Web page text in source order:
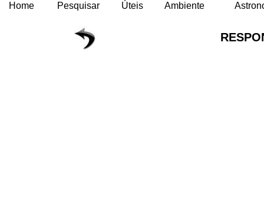
Home Pesquisar Úteis Ambiente